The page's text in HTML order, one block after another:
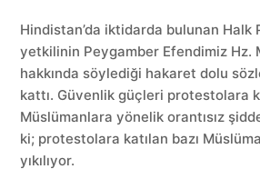
Hindistan’da iktidarda bulunan Halk
yetkilinin Peygamber Efendimiz Hz.
hakkında söylediği hakaret dolu
kattı. Güvenlik güçleri protestolara
Müslümanlara yönelik orantısız
ki; protestolara katılan bazı
yıkılıyor.